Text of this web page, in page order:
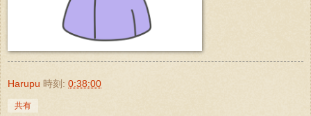
Harupu 時刻: 0:38:00
共有